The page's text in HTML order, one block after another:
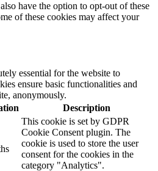
have the option to opt-out of these
of these cookies may affect your
essential for the website to
ensure basic functionalities and
anonymously.
Description
This cookie is set by GDPR
Cookie Consent plugin. The
cookie is used to store the user
consent for the cookies in the
category "Analytics".